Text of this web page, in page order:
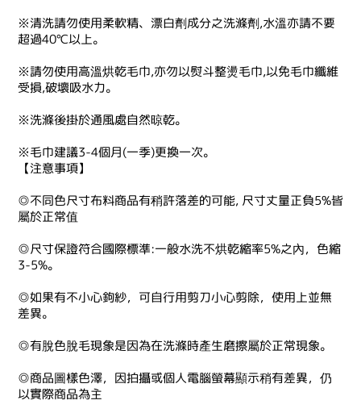
※清洗請勿使用柔軟精、漂白劑成分之洗滌劑,水溫亦請不要
超過40℃以上。
※請勿使用高溫烘乾毛巾,亦勿以熨斗整燙毛巾,以免毛巾纖維
受損,破壞吸水力。
※洗滌後掛於通風處自然晾乾。
※毛巾建議3-4個月(一季)更換一次。
【注意事項】
◎不同色尺寸布料商品有稍許落差的可能, 尺寸丈量正負5%皆
屬於正常值
◎尺寸保證符合國際標準:一般水洗不烘乾縮率5%之內，色縮
3-5%。
◎如果有不小心鉤紗，可自行用剪刀小心剪除，使用上並無
差異。
◎有脫色脫毛現象是因為在洗滌時產生磨擦屬於正常現象。
◎商品圖樣色澤，因拍攝或個人電腦螢幕顯示稍有差異，仍
以實際商品為主